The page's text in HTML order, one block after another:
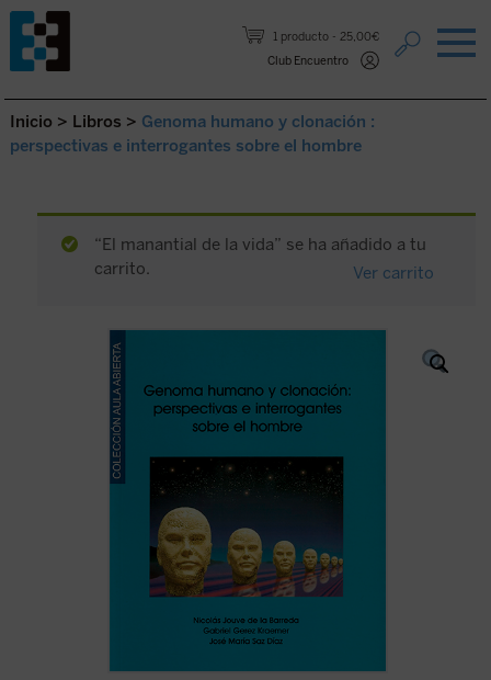
1 producto
25,00€
Club Encuentro
Saltar al contenido.
Inicio > Libros > Genoma humano y clonación :
perspectivas e interrogantes sobre el hombre
“El manantial de la vida” se ha añadido a tu
carrito.
Ver carrito